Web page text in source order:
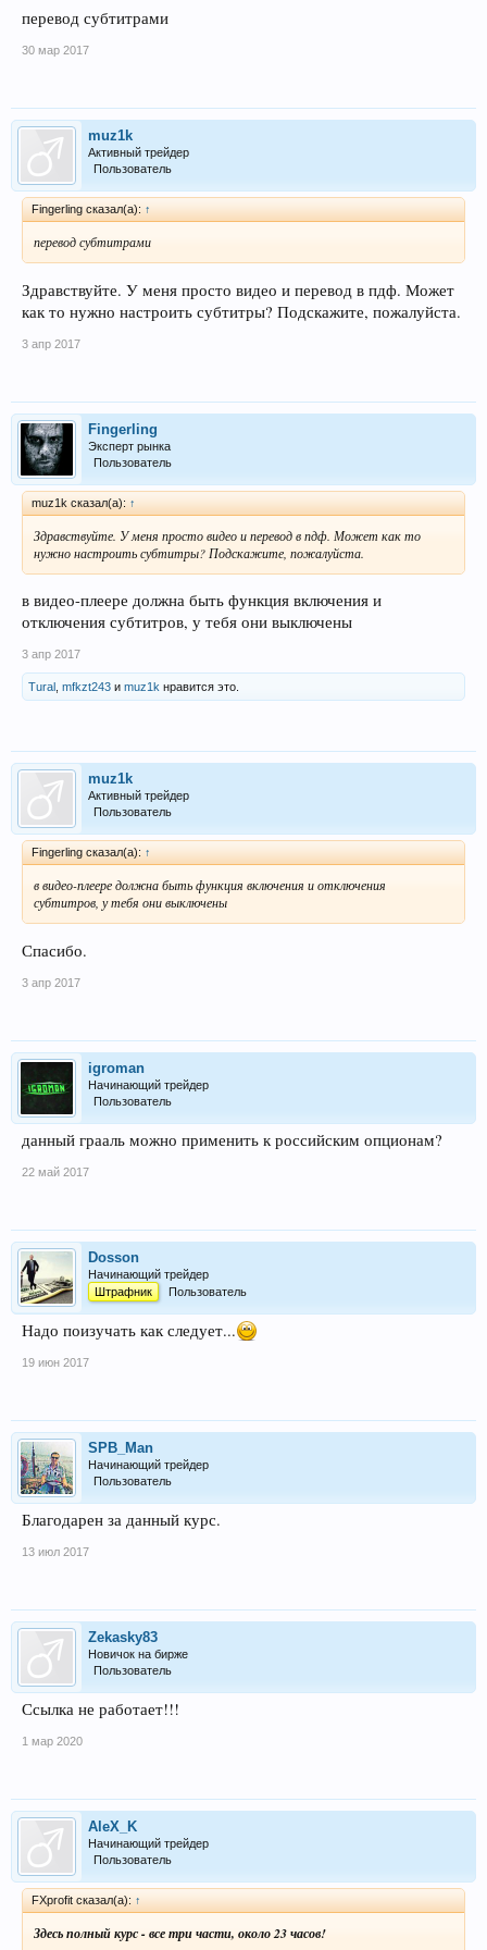
перевод субтитрами
30 мар 2017
muz1k
Активный трейдер
Пользователь
Fingerling сказал(а): ↑
перевод субтитрами
Здравствуйте. У меня просто видео и перевод в пдф. Может
как то нужно настроить субтитры? Подскажите, пожалуйста.
3 апр 2017
Fingerling
Эксперт рынка
Пользователь
muz1k сказал(а): ↑
Здравствуйте. У меня просто видео и перевод в пдф. Может как то
нужно настроить субтитры? Подскажите, пожалуйста.
в видео-плеере должна быть функция включения и
отключения субтитров, у тебя они выключены
3 апр 2017
Tural mfkzt243 и muz1k нравится это.
muz1k
Активный трейдер
Пользователь
Fingerling сказал(а): ↑
в видео-плеере должна быть функция включения и отключения
субтитров, у тебя они выключены
Спасибо.
3 апр 2017
igroman
Начинающий трейдер
Пользователь
данный грааль можно применить к российским опционам?
22 май 2017
Dosson
Начинающий трейдер
Штрафник
Пользователь
Надо поизучать как следует...
19 июн 2017
SPB_Man
Начинающий трейдер
Пользователь
Благодарен за данный курс.
13 июл 2017
Zekasky83
Новичок на бирже
Пользователь
Ссылка не работает!!!
1 мар 2020
AleX_K
Начинающий трейдер
Пользователь
FXprofit сказал(а): ↑
Здесь полный курс - все три части, около 23 часов!